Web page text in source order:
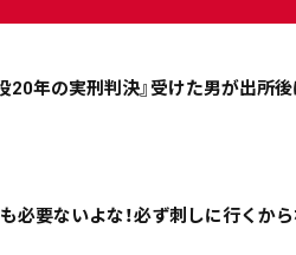
20年の実刑判決』受けた男が出所
必要ないよな！必ず刺しに行くか